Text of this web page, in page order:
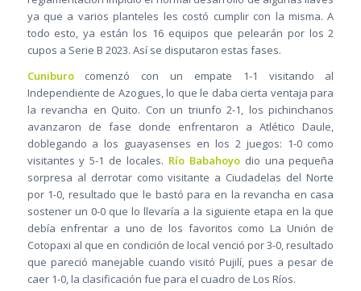
ya que a varios planteles les costó cumplir con la misma. A
todo esto, ya están los 16 equipos que pelearán por los 2
cupos a Serie B 2023. Así se disputaron estas fases.
Cuniburocomenzó con un empate 1-1 visitando al
Independiente de Azogues, lo que le daba cierta ventaja para
la revancha en Quito. Con un triunfo 2-1, los pichinchanos
avanzaron de fase donde enfrentaron a Atlético Daule,
doblegando a los guayasenses en los 2 juegos: 1-0 como
visitantes y 5-1 de locales. Río Babahoyodio una pequeña
sorpresa al derrotar como visitante a Ciudadelas del Norte
por 1-0, resultado que le bastó para en la revancha en casa
sostener un 0-0 que lo llevaría a la siguiente etapa en la que
debía enfrentar a uno de los favoritos como La Unión de
Cotopaxi al que en condición de local venció por 3-0, resultado
que pareció manejable cuando visitó Pujilí, pues a pesar de
caer 1-0, la clasificación fue para el cuadro de Los Ríos.